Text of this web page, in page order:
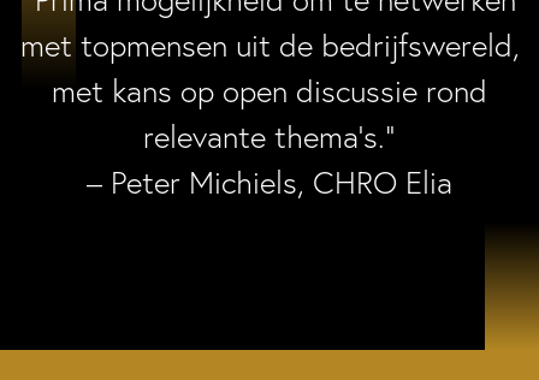
met topmensen uit de bedrijfswereld,
met kans op open discussie rond
relevante thema’s.”
– Peter Michiels, CHRO Elia